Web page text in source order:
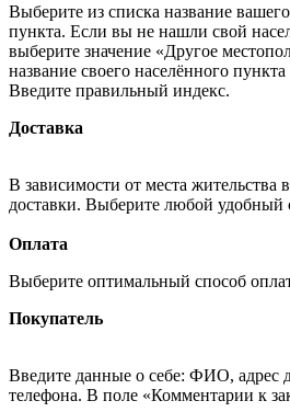
Выберите из списка название
пункта. Если вы не нашли свой
выберите значение «Другое
название своего населённого
Введите правильный индекс.
Доставка
В зависимости от места жительства
доставки. Выберите любой удобный
Оплата
Выберите оптимальный способ
Покупатель
Введите данные о себе: ФИО, адрес
телефона. В поле «Комментарии к